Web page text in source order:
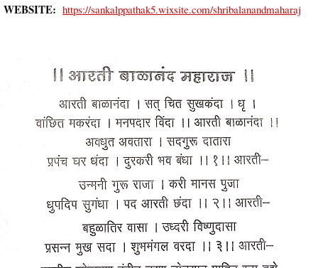
WEBSITE: https://sankalppathak5.wixsite.com/shribalanandmaharaj